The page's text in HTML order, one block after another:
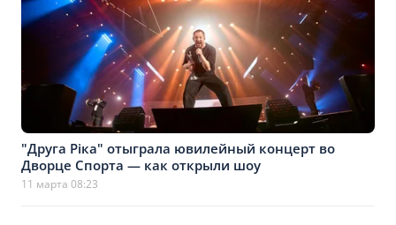
"Друга Ріка" отыграла ювилейный концерт во
Дворце Спорта — как открыли шоу
11 марта 08:23